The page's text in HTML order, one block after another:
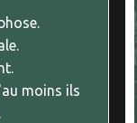
moins ils